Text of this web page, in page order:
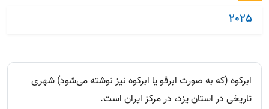
2025
ابرکوه (که به صورت ابرقو یا ابرکوه نیز نوشته می‌شود) شهری
تاریخی در استان یزد، در مرکز ایران است.